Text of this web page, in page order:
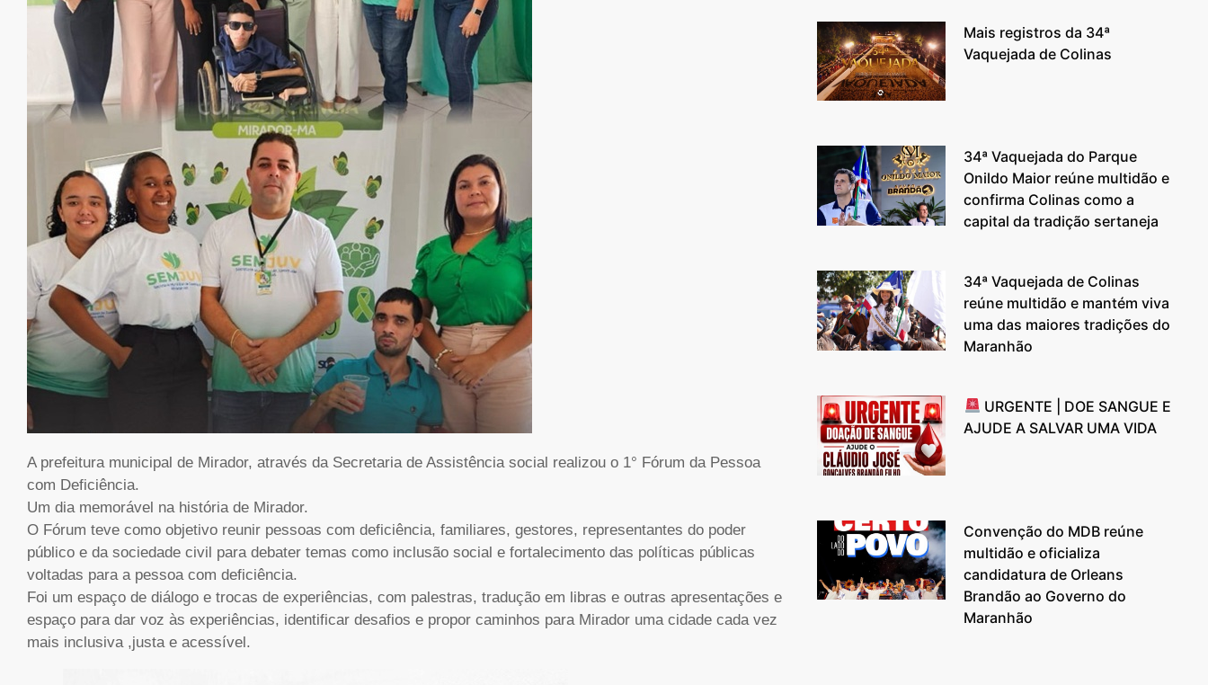
A prefeitura municipal de Mirador, através da Secretaria de Assistência social realizou o 1° Fórum da Pessoa
com Deficiência.
Um dia memorável na história de Mirador.
O Fórum teve como objetivo reunir pessoas com deficiência, familiares, gestores, representantes do poder
público e da sociedade civil para debater temas como inclusão social e fortalecimento das políticas públicas
voltadas para a pessoa com deficiência.
Foi um espaço de diálogo e trocas de experiências, com palestras, tradução em libras e outras apresentações e
espaço para dar voz às experiências, identificar desafios e propor caminhos para Mirador uma cidade cada vez
mais inclusiva ,justa e acessível.
Mais registros da 34ª
Vaquejada de Colinas
34ª Vaquejada do Parque
Onildo Maior reúne multidão e
confirma Colinas como a
capital da tradição sertaneja
34ª Vaquejada de Colinas
reúne multidão e mantém viva
uma das maiores tradições do
Maranhão
URGENTE | DOE SANGUE E
AJUDE A SALVAR UMA VIDA
Convenção do MDB reúne
multidão e oficializa
candidatura de Orleans
Brandão ao Governo do
Maranhão